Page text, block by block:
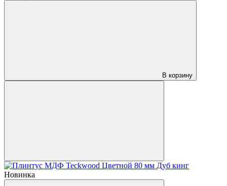
В корзину
Новинка